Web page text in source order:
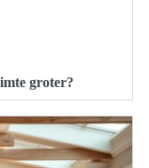
groter?